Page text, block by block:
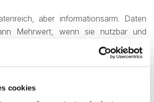
cookies
aber informationsarm. Daten
Mehrwert, wenn sie nutzbar und
sind, auch und gerade in
gut wie die Daten, die sie